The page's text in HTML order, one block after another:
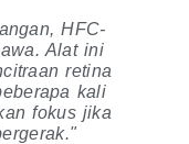
HFC-
Alat ini
retina
kali
fokus jika